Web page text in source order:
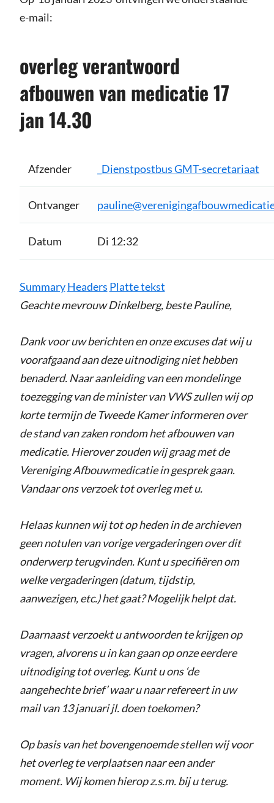
e-mail:
overleg verantwoord
afbouwen van medicatie 17
jan 14.30
Afzender _Dienstpostbus GMT-secretariaat
Ontvanger
Datum Di 12:32
Summary Headers Platte tekst
Geachte mevrouw Dinkelberg, beste Pauline,
Dank voor uw berichten en onze excuses dat wij u
voorafgaand aan deze uitnodiging niet hebben
benaderd. Naar aanleiding van een mondelinge
toezegging van de minister van VWS zullen wij op
korte termijn de Tweede Kamer informeren over
de stand van zaken rondom het afbouwen van
medicatie. Hierover zouden wij graag met de
Vereniging Afbouwmedicatie in gesprek gaan.
Vandaar ons verzoek tot overleg met u.
Helaas kunnen wij tot op heden in de archieven
geen notulen van vorige vergaderingen over dit
onderwerp terugvinden. Kunt u specifiëren om
welke vergaderingen (datum, tijdstip,
aanwezigen, etc.) het gaat? Mogelijk helpt dat.
Daarnaast verzoekt u antwoorden te krijgen op
vragen, alvorens u in kan gaan op onze eerdere
uitnodiging tot overleg. Kunt u ons ‘de
aangehechte brief’ waar u naar refereert in uw
mail van 13 januari jl. doen toekomen?
Op basis van het bovengenoemde stellen wij voor
het overleg te verplaatsen naar een ander
moment. Wij komen hierop z.s.m. bij u terug.